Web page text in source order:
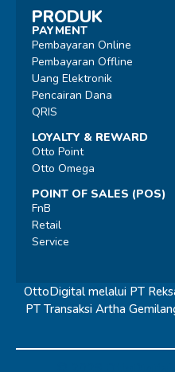
PRODUK
PAYMENT
Pembayaran Online
Pembayaran Offline
Uang Elektronik
Pencairan Dana
QRIS
LOYALTY & REWARD
Otto Point
Otto Omega
POINT OF SALES (POS)
FnB
Retail
Service
OttoDigital melalui PT
PT Transaksi Artha